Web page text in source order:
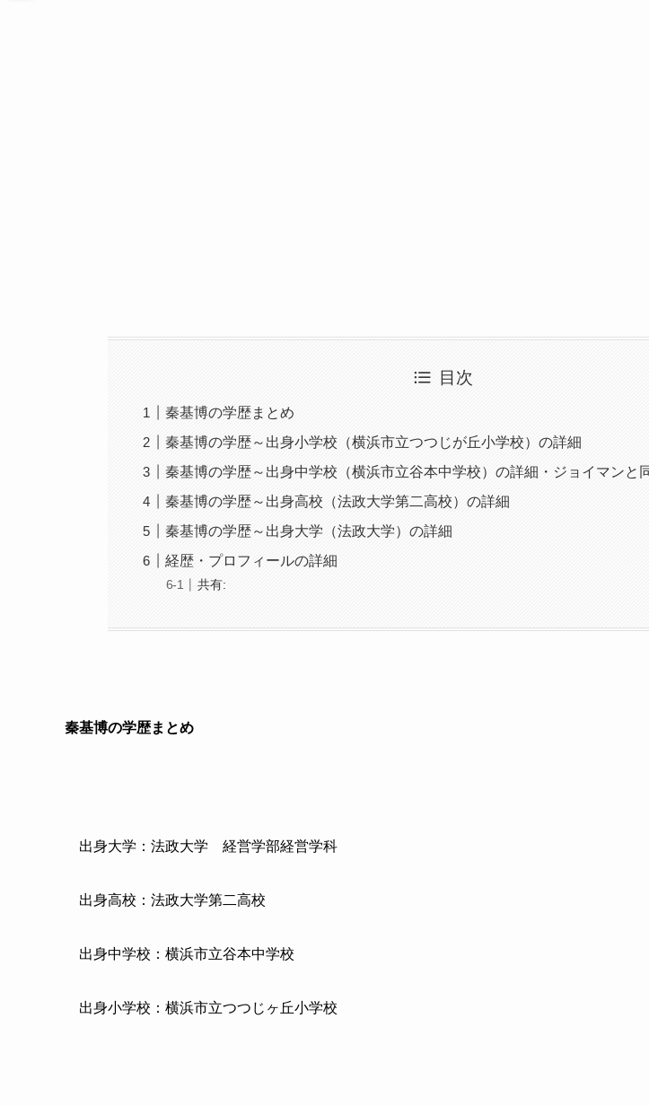
目次
秦基博の学歴まとめ
秦基博の学歴～出身小学校（横浜市立つつじが丘小学校）の詳細
秦基博の学歴～出身中学校（横浜市立谷本中学校）の詳細・ジョイマンと
秦基博の学歴～出身高校（法政大学第二高校）の詳細
秦基博の学歴～出身大学（法政大学）の詳細
経歴・プロフィールの詳細
共有:
秦基博の学歴まとめ
出身大学：法政大学 経営学部経営学科
出身高校：法政大学第二高校
出身中学校：横浜市立谷本中学校
出身小学校：横浜市立つつじヶ丘小学校